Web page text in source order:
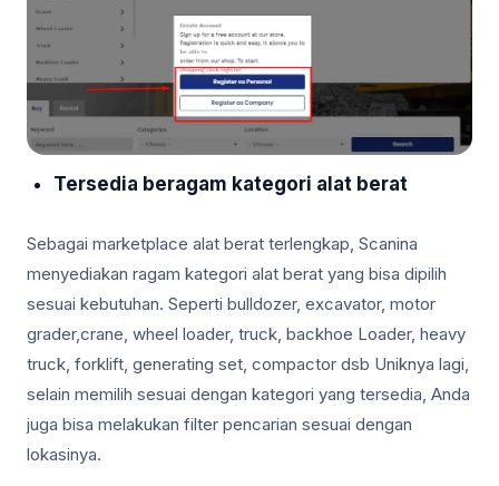
Tersedia beragam kategori alat berat
Sebagai marketplace alat berat terlengkap, Scanina
menyediakan ragam kategori alat berat yang bisa dipilih
sesuai kebutuhan. Seperti bulldozer, excavator, motor
grader,crane, wheel loader, truck, backhoe Loader, heavy
truck, forklift, generating set, compactor dsb Uniknya lagi,
selain memilih sesuai dengan kategori yang tersedia, Anda
juga bisa melakukan filter pencarian sesuai dengan
lokasinya.